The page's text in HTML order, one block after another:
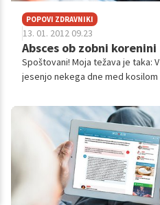
POPOVI ZDRAVNIKI
13. 01. 2012 09.23
Absces ob zobni korenini
Spoštovani! Moja težava je taka:
jesenjo nekega dne med
zob oskrbel. Zo...